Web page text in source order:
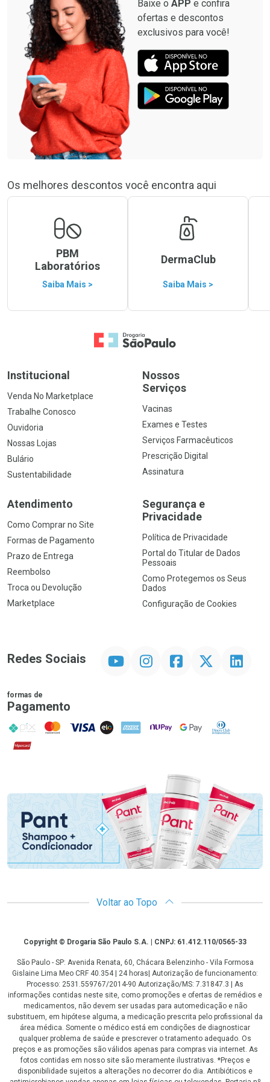
Baixe o APP e confira
ofertas e descontos
exclusivos para você!
Os melhores descontos você encontra aqui
PBM
Laboratórios
Saiba Mais >
DermaClub
Saiba Mais >
Ir para a Home
Institucional
Venda No Marketplace
Trabalhe Conosco
Ouvidoria
Nossas Lojas
Bulário
Sustentabilidade
Nossos
Serviços
Vacinas
Exames e Testes
Serviços Farmacêuticos
Prescrição Digital
Assinatura
Atendimento
Como Comprar no Site
Formas de Pagamento
Prazo de Entrega
Reembolso
Troca ou Devolução
Marketplace
Segurança e
Privacidade
Política de Privacidade
Portal do Titular de Dados
Pessoais
Como Protegemos os Seus
Dados
Configuração de Cookies
Redes Sociais InstagramFacebookTwitter Linkedin
formas de
Pagamento
PIX MasterCard
VISA ELO AMEX NuPay Google PayDiners Club
Hipercard
Promoção em Destaque
Voltar ao Topo
CopyrightCopyright © Drogaria São Paulo S.A. | CNPJ: 61.412.110/0565-33
São Paulo - SP: Avenida Renata, 60, Chácara Belenzinho - Vila Formosa
Gislaine Lima Meo CRF 40.354 | 24 horas| Autorização de funcionamento:
Processo: 2531.559767/2014-90 Autorização/MS: 7.31847.3 | As
informações contidas neste site, como promoções e ofertas de remédios e
medicamentos, não devem ser usadas para automedicação e não
substituem, em hipótese alguma, a medicação prescrita pelo profissional da
área médica. Somente o médico está em condições de diagnosticar
qualquer problema de saúde e prescrever o tratamento adequado. Os
preços e as promoções são válidos apenas para compras via internet. As
fotos contidas em nosso site são meramente ilustrativas. *Preços e
disponibilidade sujeitos a alterações no decorrer do dia. Antibióticos e